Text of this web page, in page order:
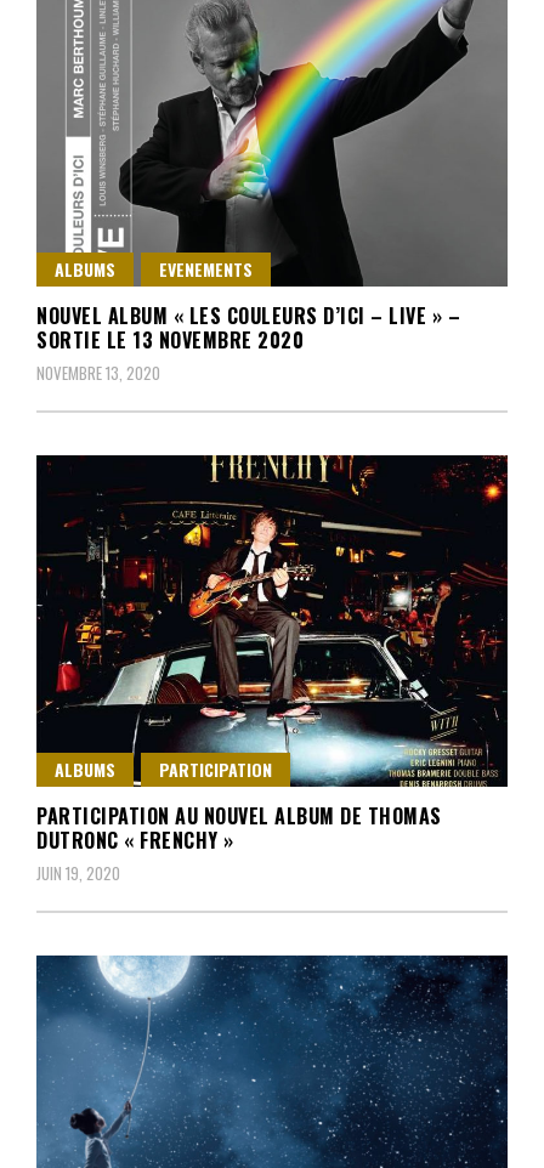
ALBUMS EVENEMENTS
NOUVEL ALBUM « LES COULEURS D’ICI – LIVE » –
SORTIE LE 13 NOVEMBRE 2020
NOVEMBRE 13, 2020
ALBUMS PARTICIPATION
PARTICIPATION AU NOUVEL ALBUM DE THOMAS
DUTRONC « FRENCHY »
JUIN 19, 2020